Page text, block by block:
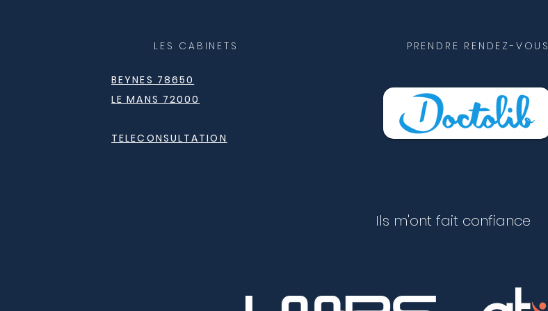
LES CABINETS
BEYNES 78650
LE MANS 72000
TELECONSULTATION
PRENDRE RENDEZ-VOUS
Ils m'ont fait confiance